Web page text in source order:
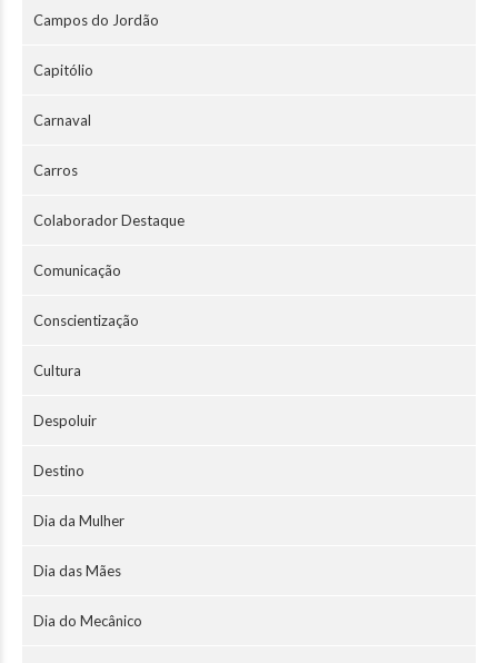
Campos do Jordão
Capitólio
Carnaval
Carros
Colaborador Destaque
Comunicação
Conscientização
Cultura
Despoluir
Destino
Dia da Mulher
Dia das Mães
Dia do Mecânico